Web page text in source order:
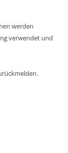
werden
verwendet und